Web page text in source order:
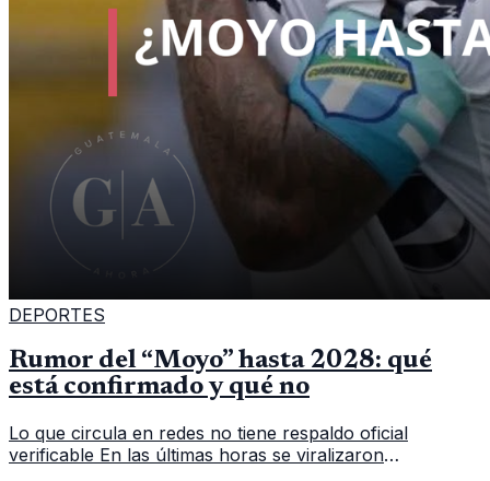
DEPORTES
Rumor del “Moyo” hasta 2028: qué
está confirmado y qué no
Lo que circula en redes no tiene respaldo oficial
verificable En las últimas horas se viralizaron